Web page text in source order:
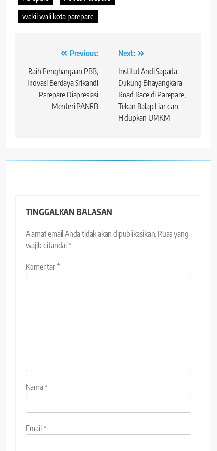
wakil wali kota parepare
Navigasi
pos
Previous:
Raih Penghargaan PBB,
Inovasi Berdaya Srikandi
Parepare Diapresiasi
Menteri PANRB
Next:
Institut Andi Sapada
Dukung Bhayangkara
Road Race di Parepare,
Tekan Balap Liar dan
Hidupkan UMKM
TINGGALKAN BALASAN
Alamat email Anda tidak akan dipublikasikan. Ruas yang
wajib ditandai*
Komentar*
Nama*
Email*